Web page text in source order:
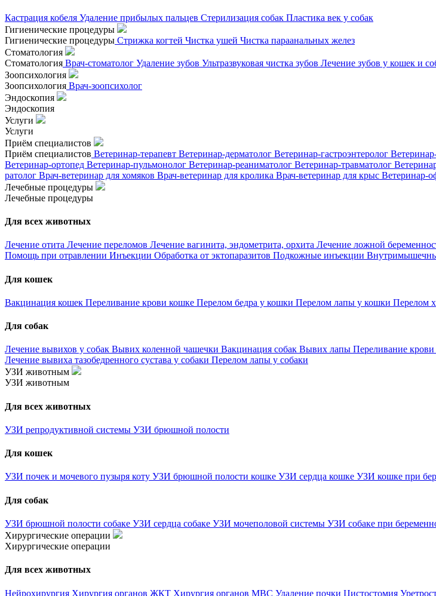
Кастрация кобеля Удаление прибылых пальцев Стерилизация собак Пластика век у собак
Гигиенические процедуры
Гигиенические процедуры Стрижка когтей Чистка ушей Чистка параанальных желез
Стоматология
Стоматология Врач-стоматолог Удаление зубов Ультразвуковая чистка зубов Лечение зубов у кошек и
Зоопсихология
Зоопсихология Врач-зоопсихолог
Эндоскопия
Эндоскопия
Услуги
Услуги
Приём специалистов
Приём специалистов Ветеринар-терапевт Ветеринар-дерматолог Ветеринар-гастроэнтеролог
Ветеринар-ортопед Ветеринар-пульмонолог Ветеринар-реаниматолог Ветеринар-травматолог
ратолог Врач-ветеринар для хомяков Врач-ветеринар для кролика Врач-ветеринар для крыс Ветеринар-
Лечебные процедуры
Лечебные процедуры
Для всех животных
Лечение отита Лечение переломов Лечение вагинита, эндометрита, орхита Лечение ложной
Помощь при отравлении Инъекции Обработка от эктопаразитов Подкожные инъекции
Для кошек
Вакцинация кошек Переливание крови кошке Перелом бедра у кошки Перелом лапы у кошки Перелом
Для собак
Лечение вывихов у собак Вывих коленной чашечки Вакцинация собак Вывих лапы Переливание крови
Лечение вывиха тазобедренного сустава у собаки Перелом лапы у собаки
УЗИ животным
УЗИ животным
Для всех животных
УЗИ репродуктивной системы УЗИ брюшной полости
Для кошек
УЗИ почек и мочевого пузыря коту УЗИ брюшной полости кошке УЗИ сердца кошке УЗИ кошке при
Для собак
УЗИ брюшной полости собаке УЗИ сердца собаке УЗИ мочеполовой системы УЗИ собаке при
Хирургические операции
Хирургические операции
Для всех животных
Нейрохирургия Хирургия органов ЖКТ Хирургия органов МВС Удаление почки Цистостомия